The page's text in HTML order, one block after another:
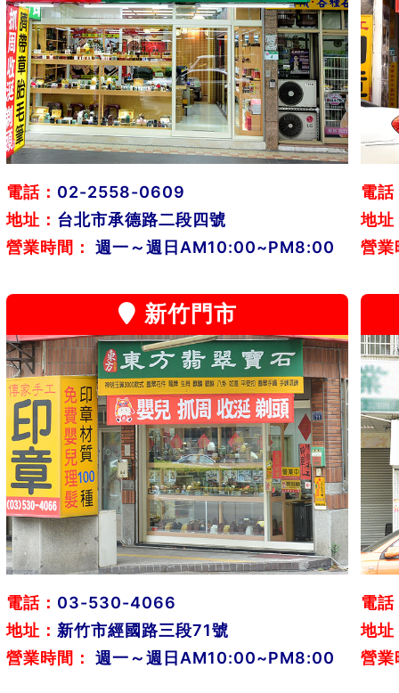
電話： 02-2558-0609
地址： 台北市承德路二段四號
營業時間：
週一～週日AM10:00~PM8:00
電話
地址
營業
新竹門市
電話： 03-530-4066
地址： 新竹市經國路三段71號
營業時間：
週一～週日AM10:00~PM8:00
電話
地址
營業